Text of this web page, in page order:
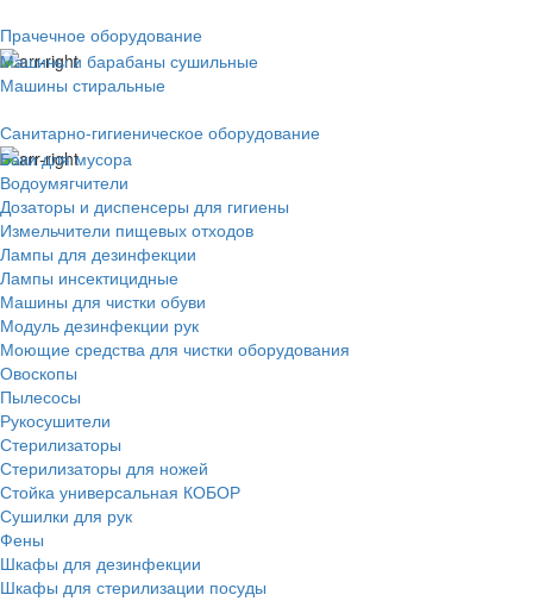
Прачечное оборудование
Машины и барабаны сушильные
Машины стиральные
Санитарно-гигиеническое оборудование
Баки для мусора
Водоумягчители
Дозаторы и диспенсеры для гигиены
Измельчители пищевых отходов
Лампы для дезинфекции
Лампы инсектицидные
Машины для чистки обуви
Модуль дезинфекции рук
Моющие средства для чистки оборудования
Овоскопы
Пылесосы
Рукосушители
Стерилизаторы
Стерилизаторы для ножей
Стойка универсальная КОБОР
Сушилки для рук
Фены
Шкафы для дезинфекции
Шкафы для стерилизации посуды